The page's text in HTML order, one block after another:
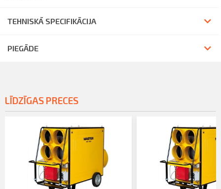
TEHNISKĀ SPECIFIKĀCIJA
PIEGĀDE
LĪDZĪGAS PRECES